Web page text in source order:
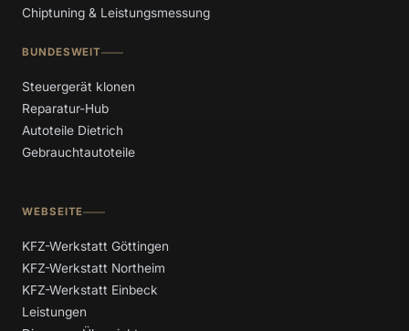
Chiptuning & Leistungsmessung
BUNDESWEIT
Steuergerät klonen
Reparatur-Hub
Autoteile Dietrich
Gebrauchtautoteile
WEBSEITE
KFZ-Werkstatt Göttingen
KFZ-Werkstatt Northeim
KFZ-Werkstatt Einbeck
Leistungen